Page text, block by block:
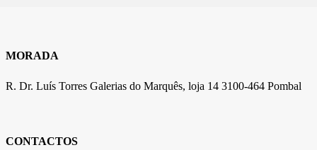
MORADA
R. Dr. Luís Torres Galerias do Marquês, loja 14 3100-464 Pombal
CONTACTOS